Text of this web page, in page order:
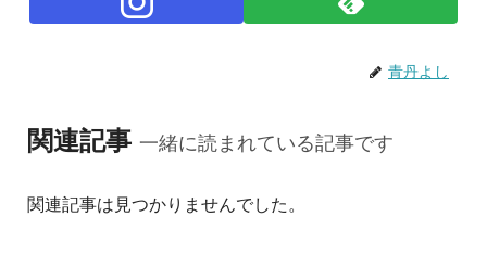
青丹よし
関連記事 一緒に読まれている記事です
関連記事は見つかりませんでした。